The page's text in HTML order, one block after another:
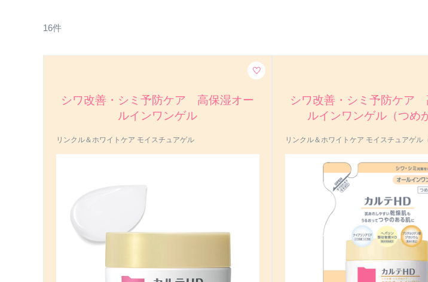
ア
16件
シワ改善・シミ予防ケア 高保湿オー
ルインワンゲル
リンクル＆ホワイトケア モイスチュアゲル
シワ改善・シミ予防ケア
ルインワンゲル（つめ
リンクル＆ホワイトケア モイスチュアゲル